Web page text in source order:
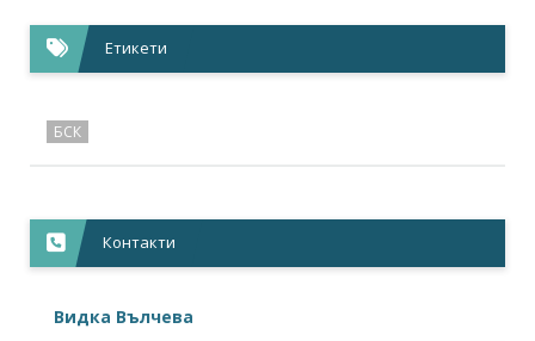
Етикети
БСК
Контакти
Видка Вълчева